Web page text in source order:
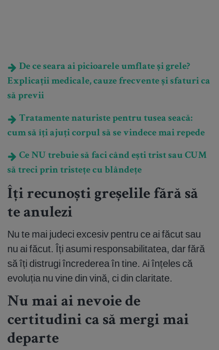
De ce seara ai picioarele umflate și grele?
Explicații medicale, cauze frecvente și sfaturi ca
să previi
Tratamente naturiste pentru tusea seacă:
cum să îți ajuți corpul să se vindece mai repede
Ce NU trebuie să faci când ești trist sau CUM
să treci prin tristețe cu blândețe
Îți recunoști greșelile fără să
te anulezi
Nu te mai judeci excesiv pentru ce ai făcut sau
nu ai făcut. Îți asumi responsabilitatea, dar fără
să îți distrugi încrederea în tine. Ai înțeles că
evoluția nu vine din vină, ci din claritate.
Nu mai ai nevoie de
certitudini ca să mergi mai
departe